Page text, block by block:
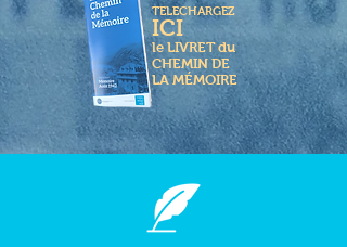
TELECHARGEZ
ICI
le LIVRET du
CHEMIN DE
LA MÉMOIRE